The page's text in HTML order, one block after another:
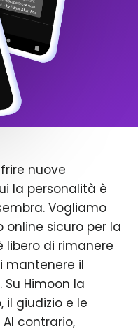
nuove
la personalità è
Vogliamo
sicuro per la
libero di rimanere
mantenere il
Himoon la
il giudizio e le
contrario,